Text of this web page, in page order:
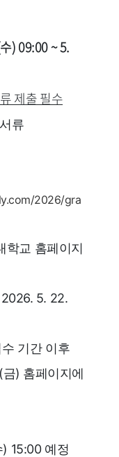
) 09:00 ~ 5.
제출 필수
류
2026/gra
페이지
5. 22.
기간 이후
) 홈페이지에
15:00 예정